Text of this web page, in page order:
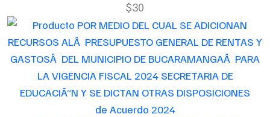
$30
de Acuerdo 2024